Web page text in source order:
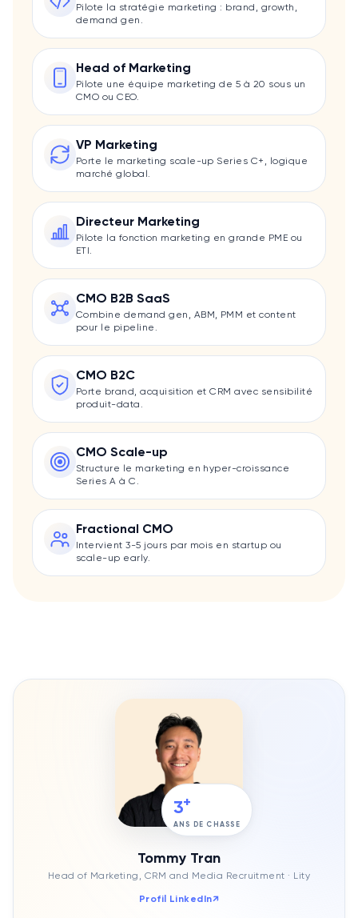
Pilote la stratégie marketing : brand, growth,
demand gen.
Head of Marketing
Pilote une équipe marketing de 5 à 20 sous un
CMO ou CEO.
VP Marketing
Porte le marketing scale-up Series C+, logique
marché global.
Directeur Marketing
Pilote la fonction marketing en grande PME ou
ETI.
CMO B2B SaaS
Combine demand gen, ABM, PMM et content
pour le pipeline.
CMO B2C
Porte brand, acquisition et CRM avec sensibilité
produit-data.
CMO Scale-up
Structure le marketing en hyper-croissance
Series A à C.
Fractional CMO
Intervient 3-5 jours par mois en startup ou
scale-up early.
3+
ANS DE CHASSE
Tommy Tran
Head of Marketing, CRM and Media Recruitment · Lity
Profil LinkedIn↗